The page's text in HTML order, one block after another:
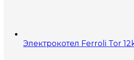
Электрокотел Ferroli Tor